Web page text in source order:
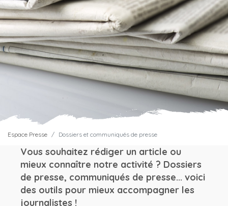
Espace Presse Dossiers et communiqués de presse
Vous souhaitez rédiger un article ou
mieux connaître notre activité ? Dossiers
de presse, communiqués de presse... voici
des outils pour mieux accompagner les
journalistes !